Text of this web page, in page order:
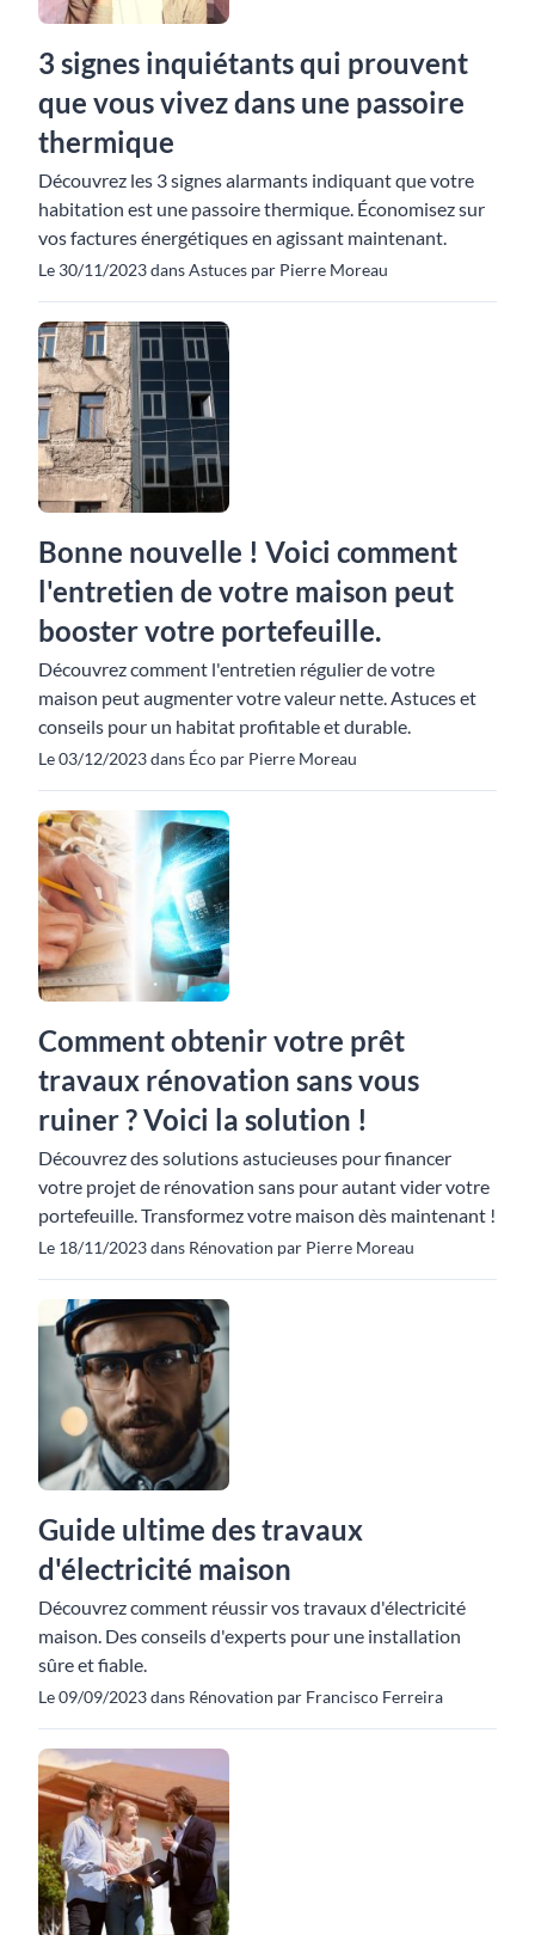
3 signes inquiétants qui prouvent
que vous vivez dans une passoire
thermique
Découvrez les 3 signes alarmants indiquant que votre
habitation est une passoire thermique. Économisez sur
vos factures énergétiques en agissant maintenant.
Le 30/11/2023 dans Astuces par Pierre Moreau
Bonne nouvelle ! Voici comment
l'entretien de votre maison peut
booster votre portefeuille.
Découvrez comment l'entretien régulier de votre
maison peut augmenter votre valeur nette. Astuces et
conseils pour un habitat profitable et durable.
Le 03/12/2023 dans Éco par Pierre Moreau
Comment obtenir votre prêt
travaux rénovation sans vous
ruiner ? Voici la solution !
Découvrez des solutions astucieuses pour financer
votre projet de rénovation sans pour autant vider votre
portefeuille. Transformez votre maison dès maintenant !
Le 18/11/2023 dans Rénovation par Pierre Moreau
Guide ultime des travaux
d'électricité maison
Découvrez comment réussir vos travaux d'électricité
maison. Des conseils d'experts pour une installation
sûre et fiable.
Le 09/09/2023 dans Rénovation par Francisco Ferreira